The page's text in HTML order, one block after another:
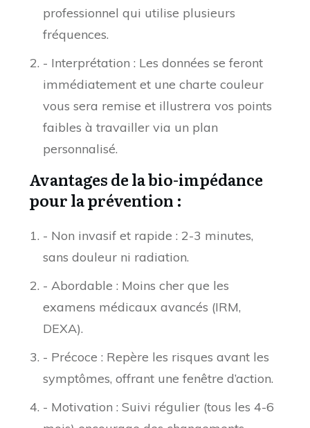
professionnel qui utilise plusieurs
fréquences.
- Interprétation : Les données se feront
immédiatement et une charte couleur
vous sera remise et illustrera vos points
faibles à travailler via un plan
personnalisé.
Avantages de la bio-impédance
pour la prévention :
- Non invasif et rapide : 2-3 minutes,
sans douleur ni radiation.
- Abordable : Moins cher que les
examens médicaux avancés (IRM,
DEXA).
- Précoce : Repère les risques avant les
symptômes, offrant une fenêtre d’action.
- Motivation : Suivi régulier (tous les 4-6